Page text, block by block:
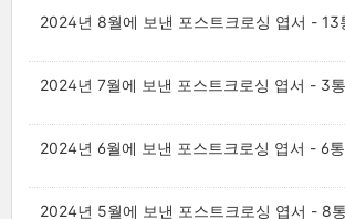
2024년 8월에 보낸 포스트크로싱 엽서 - 13
2024년 7월에 보낸 포스트크로싱 엽서 - 3통
2024년 6월에 보낸 포스트크로싱 엽서 - 6통
2024년 5월에 보낸 포스트크로싱 엽서 - 8통